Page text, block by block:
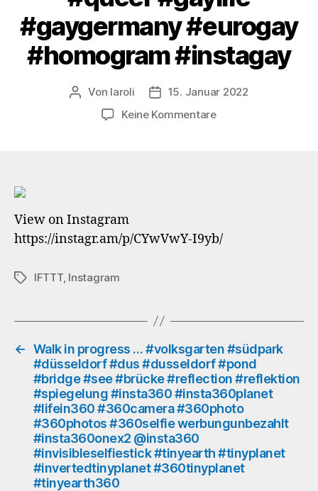
#gaygermany #eurogay
#homogram #instagay
Beitragsautor
Von laroli Veröffentlichungsdatum
15. Januar 2022
Keine Kommentarezu
#düsseldorf
#insta360
#insta360planet
#lifein360
#360camera
#360photo
#360photos
werbungunbezahlt
#insta360onex2
View on Instagram
https://instagr.am/p/CYwVwY-I9yb/
Schlagwörter
IFTTT, Instagram
← Walk in progress … #volksgarten #südpark
#düsseldorf #dus #dusseldorf #pond
#bridge #see #brücke #reflection #reflektion
#spiegelung #insta360 #insta360planet
#lifein360 #360camera #360photo
#360photos #360selfie werbungunbezahlt
#insta360onex2 @insta360
#invisibleselfiestick #tinyearth #tinyplanet
#invertedtinyplanet #360tinyplanet
#tinyearth360